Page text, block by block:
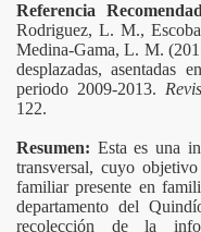
Referencia
Rodriguez, L. M.,
Medina-Gama, L. M.
desplazadas, asentadas
periodo 2009-2013.
122.
Resumen: Esta es una
transversal, cuyo
familiar presente en
departamento del
recolección de la
Conocimiento
de
de
Programa del
y